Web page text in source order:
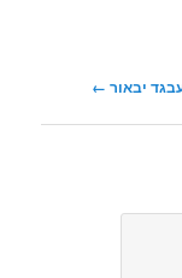
יבאור‏ ←